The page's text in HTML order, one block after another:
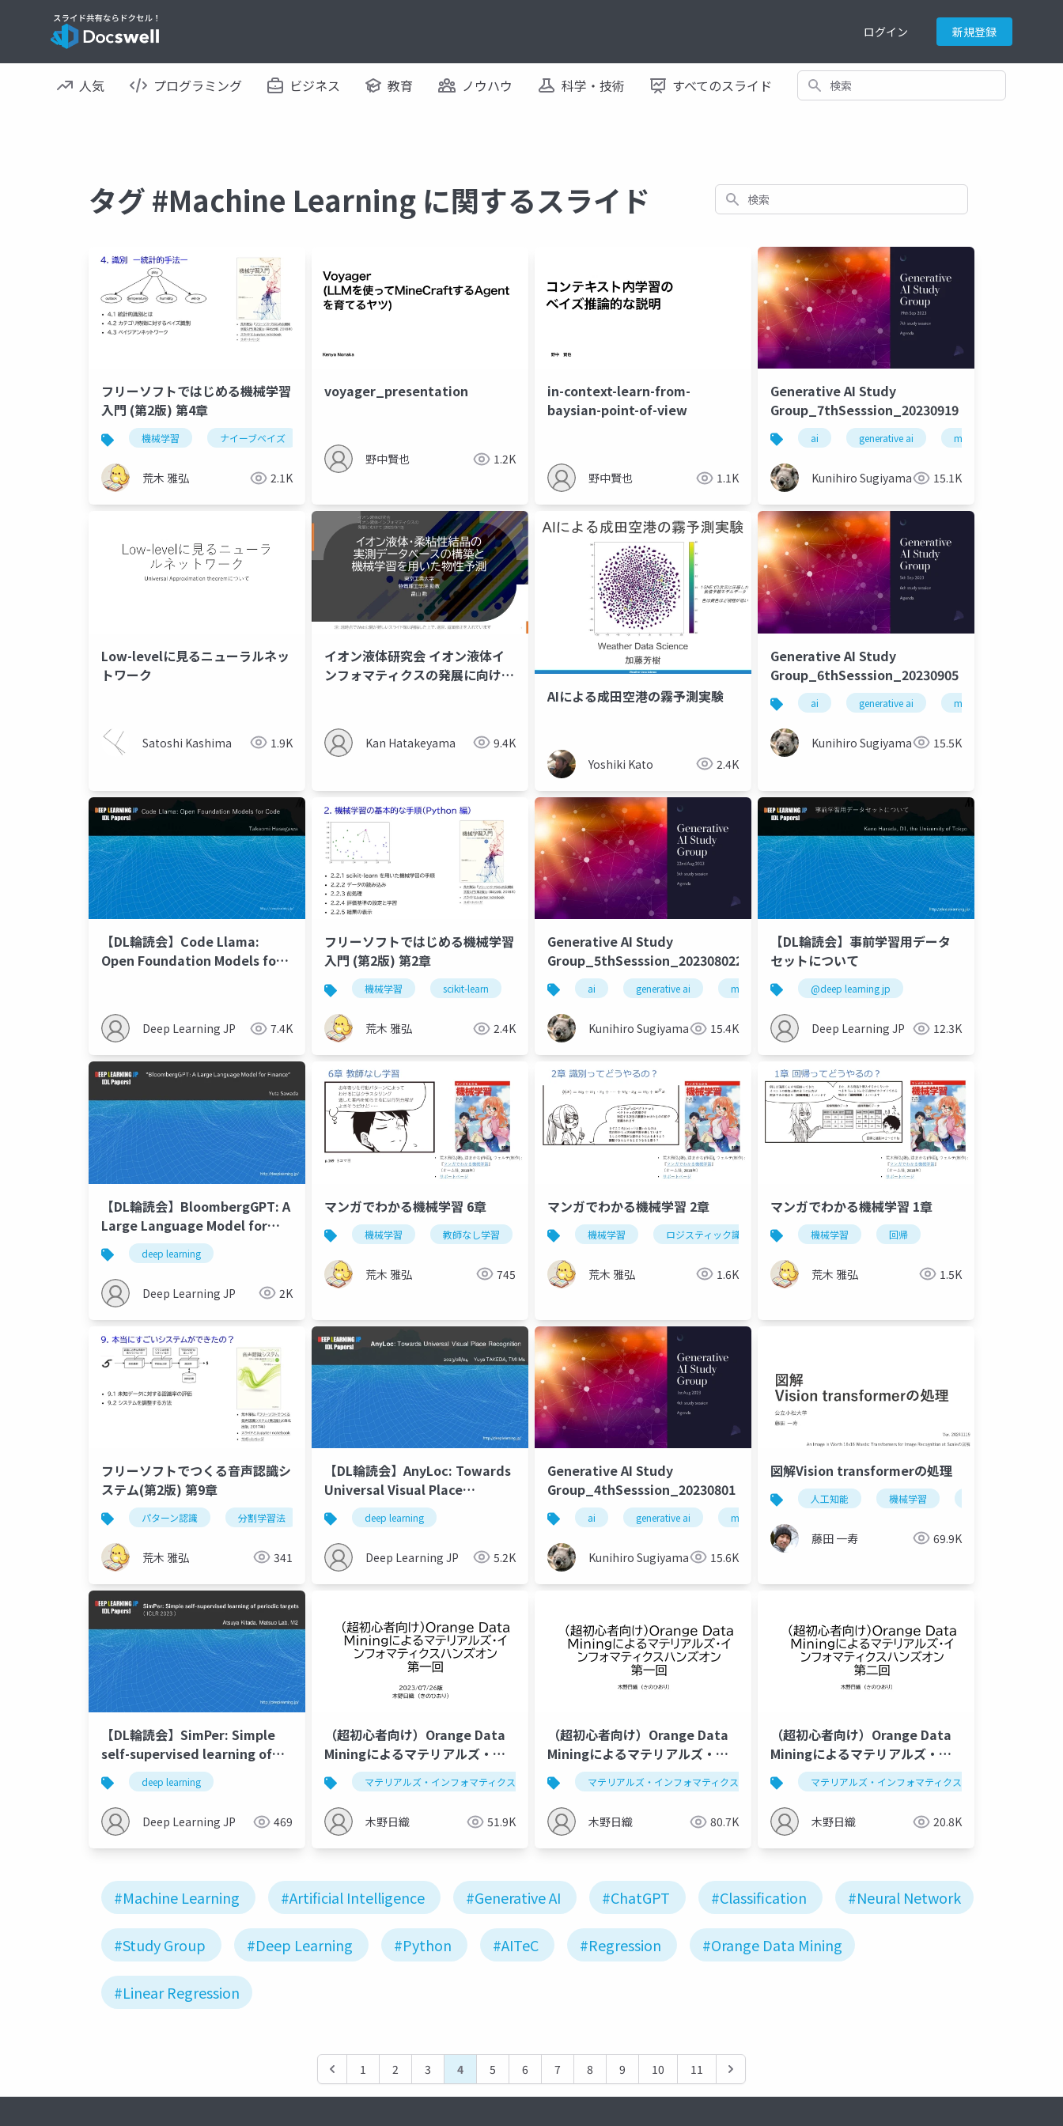
ログイン 新規登録
人気 プログラミング ビジネス 教育 ノウハウ 科学・技術 すべてのスライド 検索
タグ #Machine Learning に関するスライド 検索
フリーソフトではじめる機械学習
入門 (第2版) 第4章
機械学習 ナイーブベイズ
荒木 雅弘 2.1K
voyager_presentation
野中賢也 1.2K
in-context-learn-from-
baysian-point-of-view
野中賢也 1.1K
Generative AI Study
Group_7thSesssion_20230919
ai generative ai machine learning
Kunihiro Sugiyama 15.1K
Low-levelに見るニューラルネッ
トワーク
Satoshi Kashima 1.9K
イオン液体研究会 イオン液体イ
ンフォマティクスの発展に向けて
Kan Hatakeyama 9.4K
AIによる成田空港の霧予測実験
Yoshiki Kato 2.4K
Generative AI Study
Group_6thSesssion_20230905
ai generative ai machine learning
Kunihiro Sugiyama 15.5K
【DL輪読会】Code Llama:
Open Foundation Models for
Deep Learning JP 7.4K
フリーソフトではじめる機械学習
入門 (第2版) 第2章
機械学習 scikit-learn
荒木 雅弘 2.4K
Generative AI Study
Group_5thSesssion_202308022
ai generative ai machine learning deep learning
Kunihiro Sugiyama 15.4K
【DL輪読会】事前学習用データ
セットについて
@deep learning jp
Deep Learning JP 12.3K
【DL輪読会】BloombergGPT: A
Large Language Model for
Finance arxiv
deep learning
Deep Learning JP 2K
マンガでわかる機械学習 6章
機械学習 教師なし学習
荒木 雅弘 745
マンガでわかる機械学習 2章
機械学習 ロジスティック識別 決定木
荒木 雅弘 1.6K
マンガでわかる機械学習 1章
機械学習 回帰
荒木 雅弘 1.5K
フリーソフトでつくる音声認識シ
ステム(第2版) 第9章
パターン認識 分割学習法 交差確認法 ハイパーパラメータサーチ
荒木 雅弘 341
【DL輪読会】AnyLoc: Towards
Universal Visual Place
Recognition
deep learning
Deep Learning JP 5.2K
Generative AI Study
Group_4thSesssion_20230801
ai generative ai machine learning
Kunihiro Sugiyama 15.6K
図解Vision transformerの処理
人工知能 機械学習
藤田 一寿 69.9K
【DL輪読会】SimPer: Simple
self-supervised learning of
periodic targets( ICLR 2023 )
deep learning
Deep Learning JP 469
（超初心者向け）Orange Data
Miningによるマテリアルズ・イ
ンフォマティクスハンズオン第一
回（2023/07/26版）
マテリアルズ・インフォマティクス データ解析学 セミナー 回帰
木野日織 51.9K
（超初心者向け）Orange Data
Miningによるマテリアルズ・イ
ンフォマティクスハンズオン第一
回
マテリアルズ・インフォマティクス データ解析学 セミナー 回帰
木野日織 80.7K
（超初心者向け）Orange Data
Miningによるマテリアルズ・イ
ンフォマティクスハンズオン第二
回 （仮）
マテリアルズ・インフォマティクス
木野日織 20.8K
#Machine Learning #Artificial Intelligence #Generative AI #ChatGPT #Classification #Neural Network
#Study Group #Deep Learning #Python #AITeC #Regression #Orange Data Mining
#Linear Regression
1 2 3 4 5 6 7 8 9 10 11